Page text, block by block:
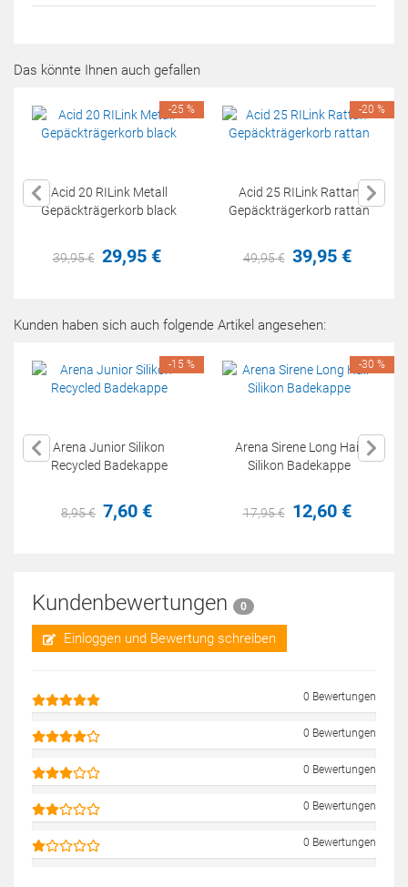
Das könnte Ihnen auch gefallen
Acid 20 RILink Metall
Gepäckträgerkorb black
39,95€ 29,95 €
-25 %
Acid 25 RILink Rattan
Gepäckträgerkorb rattan
49,95€ 39,95 €
-20 %
Kunden haben sich auch folgende Artikel angesehen:
Arena Junior Silikon
Recycled Badekappe
8,95€ 7,60 €
-15 %
Arena Sirene Long Hair
Silikon Badekappe
17,95€ 12,60 €
-30 %
Kundenbewertungen 0
Einloggen und Bewertung schreiben
0 Bewertungen
0 Bewertungen
0 Bewertungen
0 Bewertungen
0 Bewertungen